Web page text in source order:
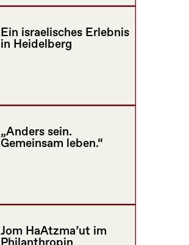
Ein israelisches Erlebnis
in Heidelberg
„Anders sein.
Gemeinsam leben.“
Jom HaAtzma’ut im